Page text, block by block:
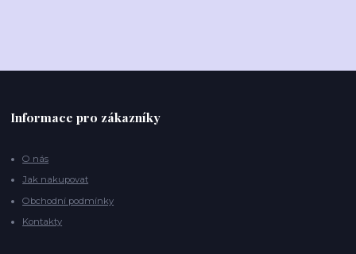
Informace pro zákazníky
O nás
Jak nakupovat
Obchodní podmínky
Kontakty